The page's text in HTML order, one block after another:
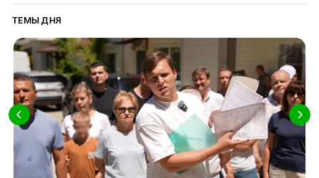
ТЕМЫ ДНЯ